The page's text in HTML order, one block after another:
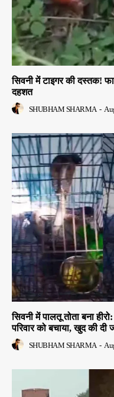
सिवनी में टाइगर की दस्तक!
दहशत
SHUBHAM SHARMA -
सिवनी में पालतू तोता बना
परिवार को बचाया, खुद की दी
SHUBHAM SHARMA -